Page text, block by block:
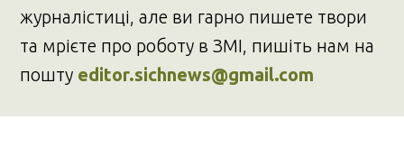
журналістиці, але ви гарно пишете твори
та мрієте про роботу в ЗМІ, пишіть нам на
пошту editor.sichnews@gmail.com